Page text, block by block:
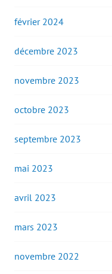
février 2024
décembre 2023
novembre 2023
octobre 2023
septembre 2023
mai 2023
avril 2023
mars 2023
novembre 2022